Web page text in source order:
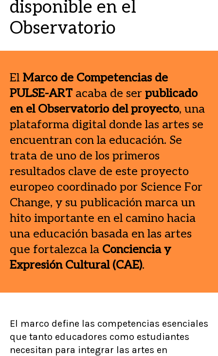
disponible en el
Observatorio
El Marco de Competencias de
PULSE-ART acaba de ser publicado
en el Observatorio del proyecto, una
plataforma digital donde las artes se
encuentran con la educación. Se
trata de uno de los primeros
resultados clave de este proyecto
europeo coordinado por Science For
Change, y su publicación marca un
hito importante en el camino hacia
una educación basada en las artes
que fortalezca la Conciencia y
Expresión Cultural (CAE).
El marco define las competencias esenciales
que tanto educadores como estudiantes
necesitan para integrar las artes en